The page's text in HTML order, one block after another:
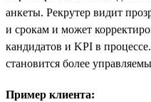
анкеты. Рекрутер видит
и срокам и может
кандидатов и KPI в
становится более
Пример клиента: